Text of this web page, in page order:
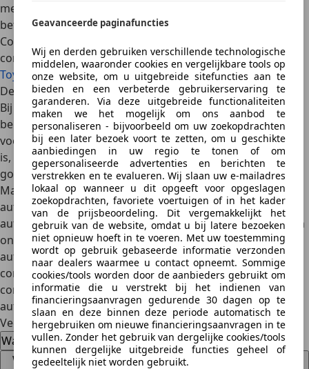
Geavanceerde paginafuncties
Wij en derden gebruiken verschillende technologische
middelen, waaronder cookies en vergelijkbare tools op
onze website, om u uitgebreide sitefuncties aan te
bieden en een verbeterde gebruikerservaring te
garanderen. Via deze uitgebreide functionaliteiten
maken we het mogelijk om ons aanbod te
personaliseren - bijvoorbeeld om uw zoekopdrachten
bij een later bezoek voort te zetten, om u geschikte
aanbiedingen in uw regio te tonen of om
gepersonaliseerde advertenties en berichten te
verstrekken en te evalueren. Wij slaan uw e-mailadres
lokaal op wanneer u dit opgeeft voor opgeslagen
zoekopdrachten, favoriete voertuigen of in het kader
van de prijsbeoordeling. Dit vergemakkelijkt het
gebruik van de website, omdat u bij latere bezoeken
niet opnieuw hoeft in te voeren. Met uw toestemming
wordt op gebruik gebaseerde informatie verzonden
naar dealers waarmee u contact opneemt. Sommige
cookies/tools worden door de aanbieders gebruikt om
informatie die u verstrekt bij het indienen van
financieringsaanvragen gedurende 30 dagen op te
slaan en deze binnen deze periode automatisch te
hergebruiken om nieuwe financieringsaanvragen in te
vullen. Zonder het gebruik van dergelijke cookies/tools
kunnen dergelijke uitgebreide functies geheel of
gedeeltelijk niet worden gebruikt.
meer dan voldoende is voor dagelijkse ritten. Met zijn
betrouwbaarheid enefficiënte brandstofverbruik
Corolla een slimme keuze voor wie duurzaamheid en
comfort belangrijk vindt.
Toyota Corolla met CVT aanbod
De juiste keuze maken
Bij het kiezen van de beste auto met automaat is het
belangrijk rekening te houden met je persoonlijke
voorkeuren en rijstijl. Wat voor de één een groot pluspunt
is, kan voor de ander juist een nadeel zijn. Daarom is het
goed diverse modellen en transmissies uit te proberen.
Maak een proefrit, ervaar het schakelen en voel welke
automaat het best bij je past. Hetaanbodvan auto’s met
automaat is de afgelopen jarenflink gegroeid en blijft zich
ontwikkelen. Dankzij technologische innovaties worden
automatische transmissies steeds efficiënter, sneller en
comfortabeler. Of je nu kiest voor een sportieve DSG, een
comfortabele CVT of een luxe Geartronic, er is altijd een
automaat die aansluit bij jouw wensen.
Veelgestelde vragen
Wat is de beste auto met automaat voor stadsverkeer?
Wat is het verschil tussen DSG, CVT en een traditionele